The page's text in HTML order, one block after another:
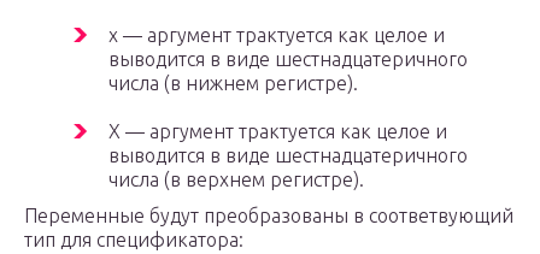
x — аргумент трактуется как целое и
выводится в виде шестнадцатеричного
числа (в нижнем регистре).
X — аргумент трактуется как целое и
выводится в виде шестнадцатеричного
числа (в верхнем регистре).
Переменные будут преобразованы в соответвующий
тип для спецификатора: